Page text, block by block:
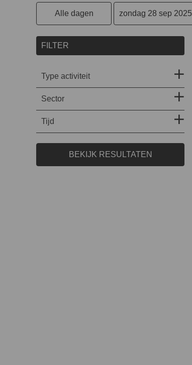
Alle dagen zondag 28 sep 2025
FILTER
Type activiteit
Sector
Tijd
BEKIJK RESULTATEN